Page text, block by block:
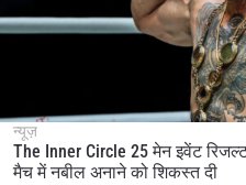
न्यूज़
The Inner Circle 25 मेन इवेंट
मैच में नबील अनाने को शिकस्त दी